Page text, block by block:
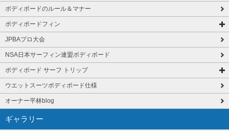
ボディボードのルール＆マナー
ボディボードフィン
JPBAプロ大会
NSA日本サーフィン連盟ボディボード
ボディボード サーフ トリップ
ウエットスーツボディボード仕様
オーナー平林blog
ギャラリー